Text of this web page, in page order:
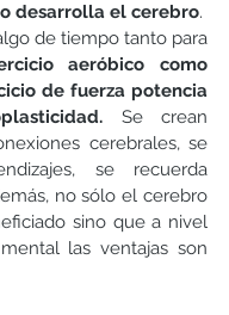
desarrolla el cerebro.
aeróbico como
de fuerza potencia
Se crean
cerebrales, se
se recuerda
no sólo el cerebro
sino que a nivel
las ventajas son